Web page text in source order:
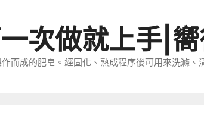
次做就上手|
而成的肥皂。經固化、熟成程序後可用來洗滌、